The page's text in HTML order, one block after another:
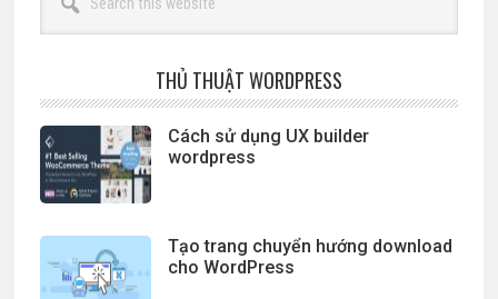
this
website
THỦ THUẬT WORDPRESS
Cách sử dụng UX builder
wordpress
Tạo trang chuyển hướng download
cho WordPress